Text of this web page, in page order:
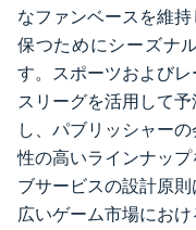
なファンベースを維
保つためにシーズナ
す。スポーツおよび
スリーグを活用して
し、パブリッシャー
性の高いラインナッ
ブサービスの設計原
広いゲーム市場にお